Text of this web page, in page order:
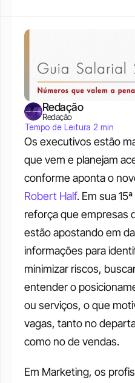
Os executivos estão
que vem e planejam
conforme aponta o
Robert Half. Em sua
reforça que empresas
estão apostando em
informações para
minimizar riscos,
entender o
ou serviços, o que
vagas, tanto no
como no de vendas.
Em Marketing, os
Redação
Redação
Tempo de Leitura 2 min